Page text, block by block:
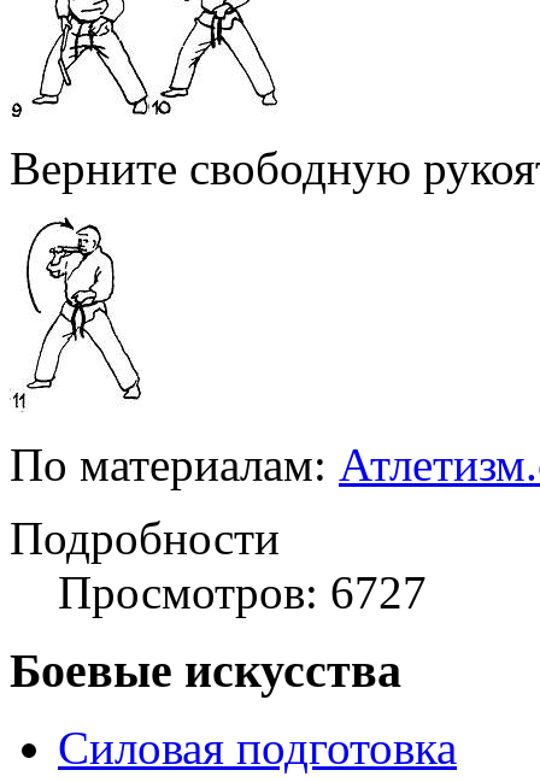
Верните свободную
По материалам:
Подробности
Просмотров: 6727
Боевые искусства
Силовая подготовка